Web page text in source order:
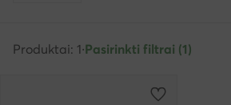
Produktai: 1·Pasirinkti filtrai (1)